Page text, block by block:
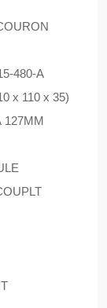
480-A
x 110 x 35)
127MM